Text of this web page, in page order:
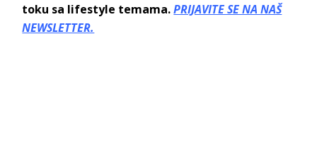
toku sa lifestyle temama.PRIJAVITE SE NA NAŠ
NEWSLETTER.